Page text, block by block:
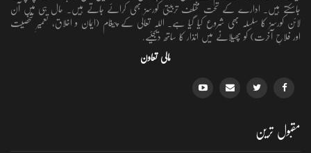
جاسکتے ہیں۔ ادارے کے تحت مختلف تربیتی کورسز بھی کرائے جاتے ہیں۔ حال ہی میں آن
لائن کورسز کا سلسلہ بھی شروع کیا گیا ہے۔ اللہ تعالٰی کے پیغام (ایمان و اخلاق، تعمیرِ شخصیت
اور فلاحِ آخرت) کو پھیلانے میں انذار کا ساتھ دیجئیے.
مالی تعاون
مقبول ترین